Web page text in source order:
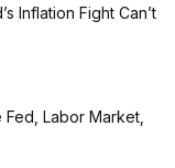
Inflation Fight Can’t
Labor Market,